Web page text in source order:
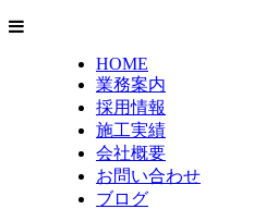
HOME
業務案内
採用情報
施工実績
会社概要
お問い合わせ
ブログ